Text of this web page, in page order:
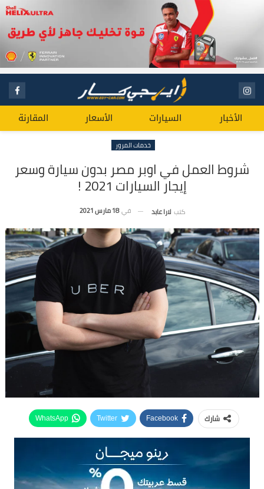
الأخبار السيارات الأسعار المقارنة
خدمات المرور
شروط العمل في اوبر مصر بدون سيارة وسعر
إيجار السيارات 2021 !
كتب لارا عابد في 18 مارس 2021
شارك Facebook
Twitter
WhatsApp